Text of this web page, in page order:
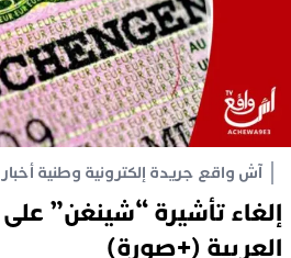
آش واقع جريدة إلكترونية وطنية أخبار 24
إلغاء تأشيرة “شينغن”
العربية (+صورة)